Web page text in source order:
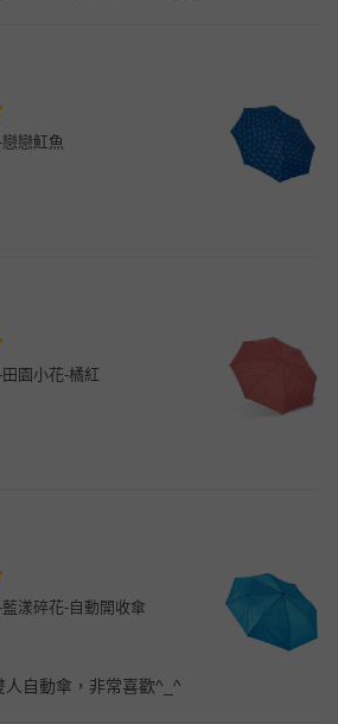
戀魟魚
園小花-橘紅
漾碎花-自動開收傘
人自動傘，非常喜歡^_^